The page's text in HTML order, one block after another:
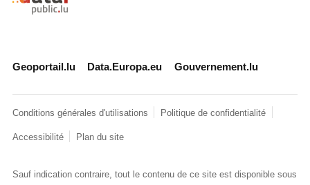
Geoportail.lu Data.Europa.eu Gouvernement.lu
Conditions générales d'utilisations Politique de confidentialité
Accessibilité Plan du site
Sauf indication contraire, tout le contenu de ce site est disponible sous